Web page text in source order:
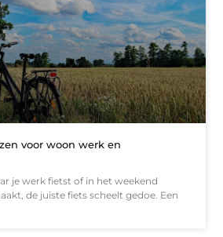
voor woon werk en
je werk fietst of in het weekend
de juiste fiets scheelt gedoe. Een